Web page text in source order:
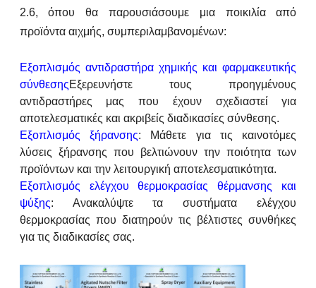
2.6, όπου θα παρουσιάσουμε μια ποικιλία από
προϊόντα αιχμής, συμπεριλαμβανομένων:
Εξοπλισμός αντιδραστήρα χημικής και φαρμακευτικής
σύνθεσηςΕξερευνήστε τους προηγμένους
αντιδραστήρες μας που έχουν σχεδιαστεί για
αποτελεσματικές και ακριβείς διαδικασίες σύνθεσης.
Εξοπλισμός ξήρανσης: Μάθετε για τις καινοτόμες
λύσεις ξήρανσης που βελτιώνουν την ποιότητα των
προϊόντων και την λειτουργική αποτελεσματικότητα.
Εξοπλισμός ελέγχου θερμοκρασίας θέρμανσης και
ψύξης: Ανακαλύψτε τα συστήματα ελέγχου
θερμοκρασίας που διατηρούν τις βέλτιστες συνθήκες
για τις διαδικασίες σας.